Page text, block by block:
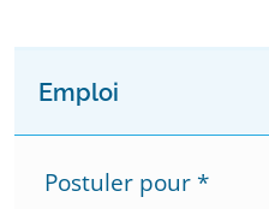
Emploi
Postuler pour *